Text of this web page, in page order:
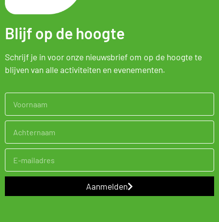
Blijf op de hoogte
Schrijf je in voor onze nieuwsbrief om op de hoogte te
blijven van alle activiteiten en evenementen.
Aanmelden